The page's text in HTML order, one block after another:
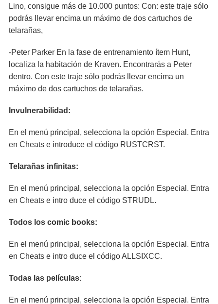
Lino, consigue más de 10.000 puntos: Con: este traje sólo
podrás llevar encima un máximo de dos cartuchos de
telarañas,
-Peter Parker En la fase de entrenamiento ítem Hunt,
localiza la habitación de Kraven. Encontrarás a Peter
dentro. Con este traje sólo podrás llevar encima un
máximo de dos cartuchos de telarañas.
Invulnerabilidad:
En el menú principal, selecciona la opción Especial. Entra
en Cheats e introduce el código RUSTCRST.
Telarañas infinitas:
En el menú principal, selecciona la opción Especial. Entra
en Cheats e intro duce el código STRUDL.
Todos los comic books:
En el menú principal, selecciona la opción Especial. Entra
en Cheats e intro duce el código ALLSIXCC.
Todas las películas:
En el menú principal, selecciona la opción Especial. Entra